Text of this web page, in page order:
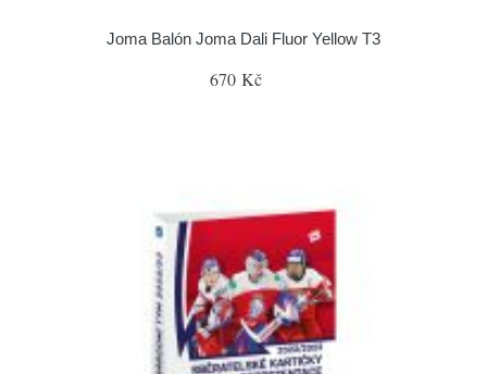
Joma Balón Joma Dali Fluor Yellow T3
670 Kč